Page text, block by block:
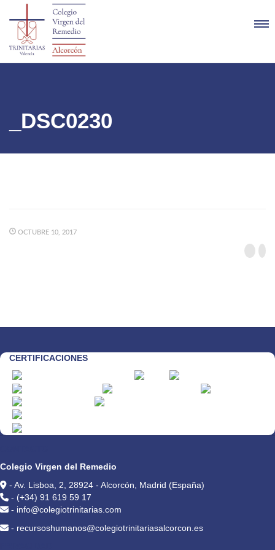
_DSC0230
OCTUBRE 10, 2017
CERTIFICACIONES
Colegio Virgen del Remedio
- Av. Lisboa, 2, 28924 - Alcorcón, Madrid (España)
- (+34) 91 619 59 17
- info@colegiotrinitarias.com
- recursoshumanos@colegiotrinitariasalcorcon.es